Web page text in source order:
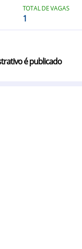
TOTAL DE VAGAS
1
é publicado